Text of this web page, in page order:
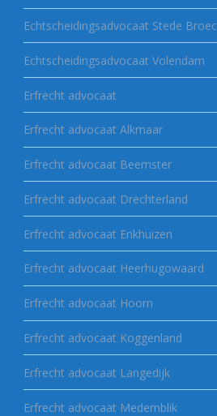
Echtscheidingsadvocaat Stede Broec
Echtscheidingsadvocaat Volendam
Erfrecht advocaat
Erfrecht advocaat Alkmaar
Erfrecht advocaat Beemster
Erfrecht advocaat Drechterland
Erfrecht advocaat Enkhuizen
Erfrecht advocaat Heerhugowaard
Erfrecht advocaat Hoorn
Erfrecht advocaat Koggenland
Erfrecht advocaat Langedijk
Erfrecht advocaat Medemblik